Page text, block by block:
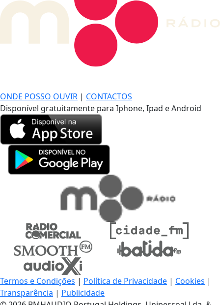
ONDE POSSO OUVIR | CONTACTOS
Disponível gratuitamente para Iphone, Ipad e Android
Termos e Condições | Política de Privacidade | Cookies |
Transparência | Publicidade